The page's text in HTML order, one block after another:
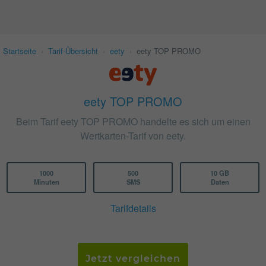
Startseite Tarif-Übersicht eety eety TOP PROMO
eety TOP PROMO
Beim Tarif eety TOP PROMO handelte es sich um einen
Wertkarten-Tarif von eety.
1000
Minuten
500
SMS
10 GB
Daten
Tarifdetails
Jetzt vergleichen